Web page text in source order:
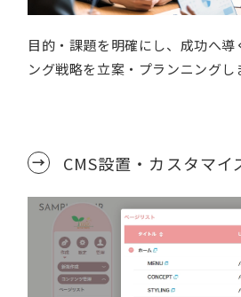
目的・課題を明確にし、成功へ導
ング戦略を立案・プランニングし
CMS設置・カスタマイ